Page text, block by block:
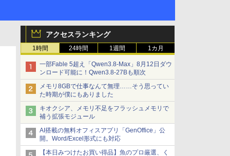
アクセスランキング
1時間 24時間 1週間 1カ月
一部Fable 5超え「Qwen3.8-Max」8月12日ダウ
ンロード可能に！Qwen3.8-27Bも順次
メモリ8GBで仕事なんて無理……そう思ってい
た時期が僕にもありました
キオクシア、メモリ不足をフラッシュメモリで
補う拡張モジュール
AI搭載の無料オフィスアプリ「GenOffice」公
開。Word/Excel形式にも対応
【本日みつけたお買い得品】魚のプロ厳選、く